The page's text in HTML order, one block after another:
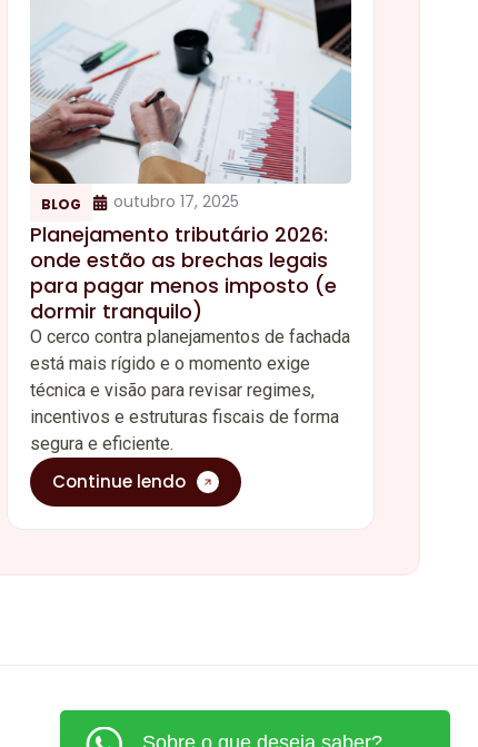
BLOG outubro 17, 2025
Planejamento tributário 2026:
onde estão as brechas legais
para pagar menos imposto (e
dormir tranquilo)
O cerco contra planejamentos de fachada
está mais rígido e o momento exige
técnica e visão para revisar regimes,
incentivos e estruturas fiscais de forma
segura e eficiente.
Continue lendo
Sobre o que deseja saber?